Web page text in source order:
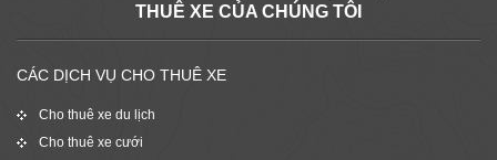
THUÊ XE CỦA CHÚNG TÔI
CÁC DỊCH VỤ CHO THUÊ XE
Cho thuê xe du lịch
Cho thuê xe cưới